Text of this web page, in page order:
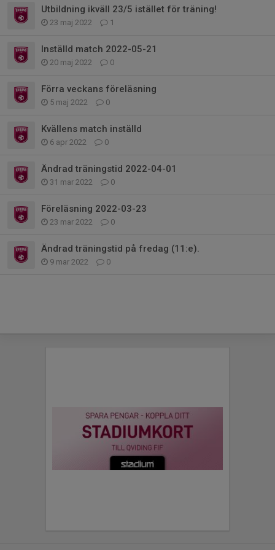
Utbildning ikväll 23/5 istället för träning!
23 maj 2022 1
Inställd match 2022-05-21
20 maj 2022 0
Förra veckans föreläsning
5 maj 2022 0
Kvällens match inställd
6 apr 2022 0
Ändrad träningstid 2022-04-01
31 mar 2022 0
Föreläsning 2022-03-23
23 mar 2022 0
Ändrad träningstid på fredag (11:e).
9 mar 2022 0